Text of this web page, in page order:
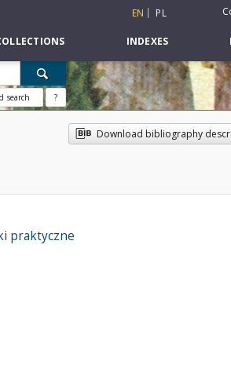
EN PL
INDEXES
search ?
Download bibliography
praktyczne